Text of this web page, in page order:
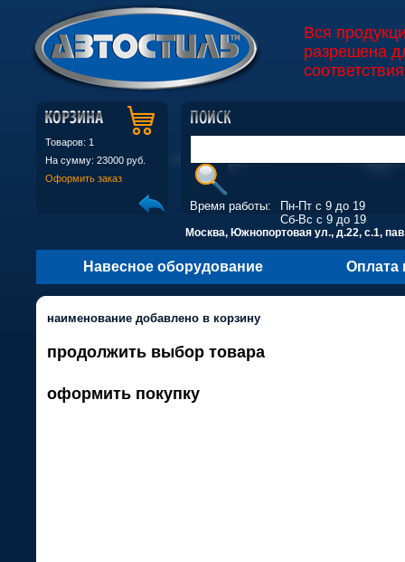
Вся
разрешена
Товаров: 1
На сумму: 23000 руб.
Оформить заказ
Время работы:
Пн-Пт с 9 до 19
Сб-Вс с 9 до 19
Москва, Южнопортовая ул., д.22, с.1,
Навесное оборудование Оплата
наименование добавлено в корзину
продолжить выбор товара
оформить покупку